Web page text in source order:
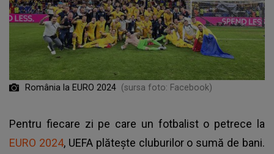
România la EURO 2024 (sursa foto: Facebook)
Pentru fiecare zi pe care un fotbalist o petrece la
EURO 2024, UEFA plătește cluburilor o sumă de bani.